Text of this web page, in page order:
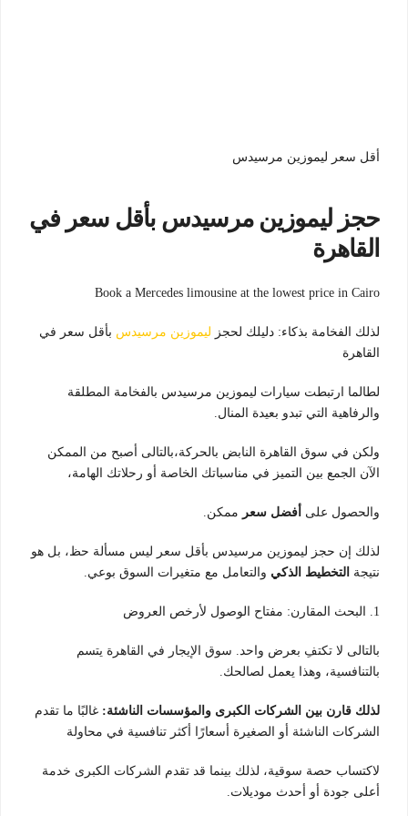
أقل سعر ليموزين مرسيدس
حجز ليموزين مرسيدس بأقل سعر في
القاهرة
Book a Mercedes limousine at the lowest price in Cairo
لذلك الفخامة بذكاء: دليلك لحجز ليموزين مرسيدس بأقل سعر في
القاهرة
لطالما ارتبطت سيارات ليموزين مرسيدس بالفخامة المطلقة
والرفاهية التي تبدو بعيدة المنال.
ولكن في سوق القاهرة النابض بالحركة،بالتالى أصبح من الممكن
الآن الجمع بين التميز في مناسباتك الخاصة أو رحلاتك الهامة،
والحصول على أفضل سعر ممكن.
لذلك إن حجز ليموزين مرسيدس بأقل سعر ليس مسألة حظ، بل هو
نتيجة التخطيط الذكي والتعامل مع متغيرات السوق بوعي.
1. البحث المقارن: مفتاح الوصول لأرخص العروض
بالتالى لا تكتفِ بعرض واحد. سوق الإيجار في القاهرة يتسم
بالتنافسية، وهذا يعمل لصالحك.
لذلك قارن بين الشركات الكبرى والمؤسسات الناشئة: غالبًا ما تقدم
الشركات الناشئة أو الصغيرة أسعارًا أكثر تنافسية في محاولة
لاكتساب حصة سوقية، لذلك بينما قد تقدم الشركات الكبرى خدمة
أعلى جودة أو أحدث موديلات.